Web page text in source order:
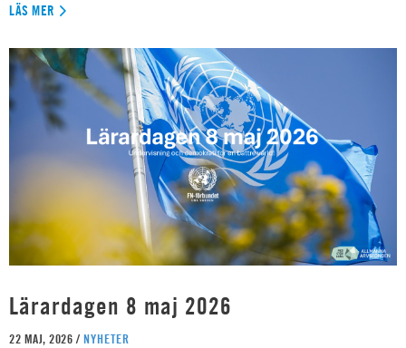
LÄS MER
Lärardagen 8 maj 2026
22 MAJ, 2026 / NYHETER